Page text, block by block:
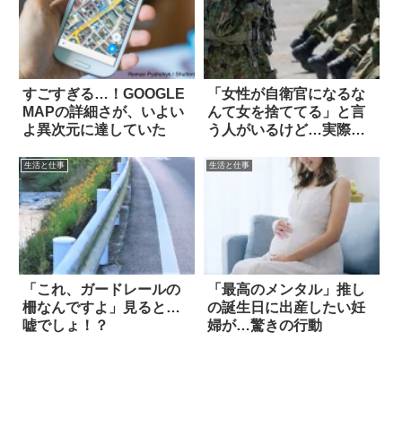
すごすぎる…！GOOGLE
MAPの詳細さが、いよい
よ異次元に達していた
「女性が自衛官になるな
んて女を捨ててる」と言
う人がいるけど…実際
生活と仕事
「これ、ガードレールの
柵なんですよ」見ると…
嘘でしょ！？
生活と仕事
「最高のメンタル」推し
の誕生日に出産したい妊
婦が…驚きの行動